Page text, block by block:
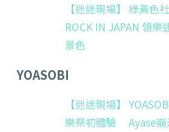
【迷迷現場】 綠黃色
ROCK IN JAPAN 領樂
景色
YOASOBI
【迷迷現場】
樂祭初體驗 Ayase崩